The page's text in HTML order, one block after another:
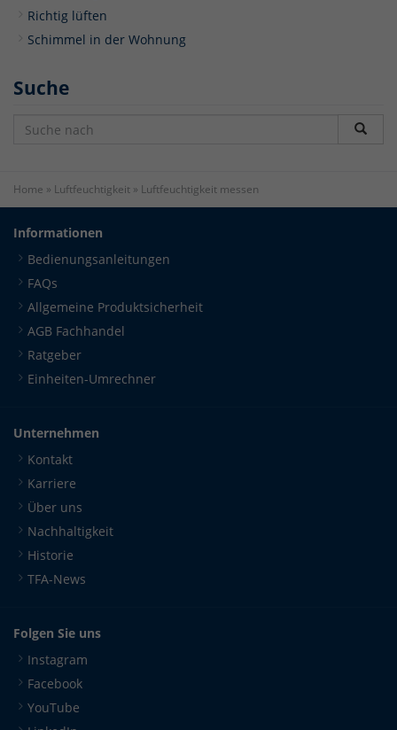
Richtig lüften
Schimmel in der Wohnung
Suche
Home » Luftfeuchtigkeit » Luftfeuchtigkeit messen
Informationen
Bedienungsanleitungen
FAQs
Allgemeine Produktsicherheit
AGB Fachhandel
Ratgeber
Einheiten-Umrechner
Unternehmen
Kontakt
Karriere
Über uns
Nachhaltigkeit
Historie
TFA-News
Folgen Sie uns
Instagram
Facebook
YouTube